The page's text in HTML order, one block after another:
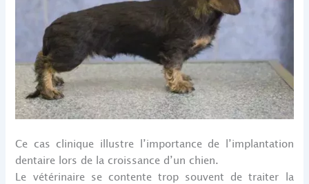
Ce cas clinique illustre l’importance de l’implantation
dentaire lors de la croissance d’un chien.
Le vétérinaire se contente trop souvent de traiter la